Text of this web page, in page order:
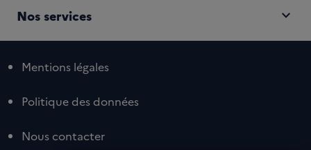
Nos services expand_more
Mentions légales
Politique des données
Nous contacter